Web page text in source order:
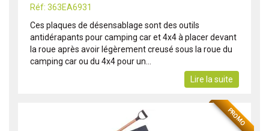
Réf: 363EA6931
Ces plaques de désensablage sont des outils
antidérapants pour camping car et 4x4 à placer devant
la roue après avoir légèrement creusé sous la roue du
camping car ou du 4x4 pour un...
Lire la suite
PROMO